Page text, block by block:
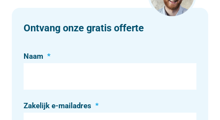
Ontvang onze gratis offerte
Naam *
Zakelijk e-mailadres *